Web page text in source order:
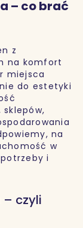
– co brać
z
na komfort
miejsca
do estetyki
sklepów,
na
w
i
czyli